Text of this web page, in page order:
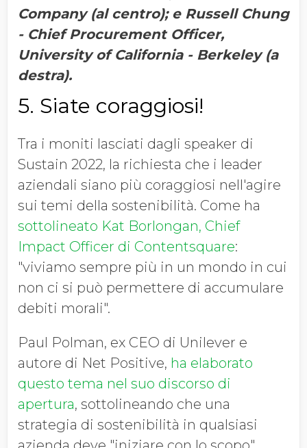
Company (al centro); e Russell Chung
- Chief Procurement Officer,
University of California - Berkeley (a
destra).
5. Siate coraggiosi!
Tra i moniti lasciati dagli speaker di
Sustain 2022, la richiesta che i leader
aziendali siano più coraggiosi nell'agire
sui temi della sostenibilità. Come ha
sottolineato Kat Borlongan, Chief
Impact Officer di Contentsquare:
"viviamo sempre più in un mondo in cui
non ci si può permettere di accumulare
debiti morali".
Paul Polman, ex CEO di Unilever e
autore di Net Positive, ha elaborato
questo tema nel suo discorso di
apertura, sottolineando che una
strategia di sostenibilità in qualsiasi